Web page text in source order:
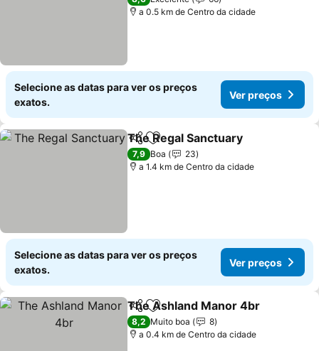
a 0.5 km de Centro da cidade
Selecione as datas para ver os preços
exatos.
Ver preços
PartilharAdicionar aos favoritos
The Regal Sanctuary
7,9 Boa
23
a 1.4 km de Centro da cidade
Selecione as datas para ver os preços
exatos.
Ver preços
PartilharAdicionar aos favoritos
The Ashland Manor 4br
8,2 Muito boa
8
a 0.4 km de Centro da cidade